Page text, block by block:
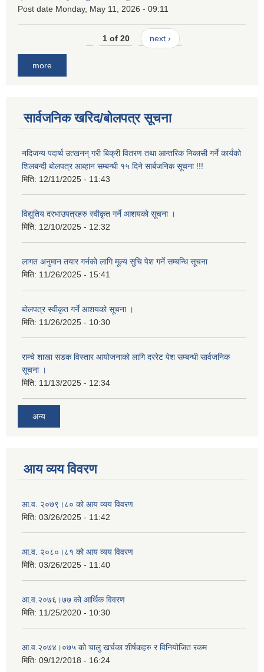
Post date Monday, May 11, 2026 - 09:11
1 of 20 next ›
more
सार्वजनिक खरिद/बोलपत्र सूचना
नदिजन्य पदार्थ उत्खनन् गरी बिक्री वितरण तथा आन्तरिक निकासी गर्ने कार्यको
शिलबन्दी बोलपत्र आब्हान सम्बन्धी १५ दिने सार्बजनिक सूचना !!!
मिति: 12/11/2025 - 11:43
विद्युतिय दरभाउपत्रहरु स्वीकृत गर्ने आशयको सूचना ।
मिति: 12/10/2025 - 12:32
लागत अनुमान तयार गर्नकाे लागि मूल्य सुचि पेश गर्ने सम्बन्धि सूचना
मिति: 11/26/2025 - 15:41
बोलपत्र स्वीकृत गर्ने आशयको सूचना ।
मिति: 11/26/2025 - 10:30
राम्चे शाखा सडक विस्तार आयोजनाको लागि दररेट पेश सम्बन्धी सार्वजनिक
सूचना ।
मिति: 11/13/2025 - 12:34
अन्य
आय व्यय विवरण
आ.व. २०७९।८० को आय व्यय विवरण
मिति: 03/26/2025 - 11:42
आ.व. २०८०।८१ को आय व्यय विवरण
मिति: 03/26/2025 - 11:40
आ.व.२०७६।७७ को आर्थिक विवरण
मिति: 11/25/2020 - 10:30
आ.व.२०७४।०७५ को चालु खर्चका शीर्षकहरु र विनियोजित रकम
मिति: 09/12/2018 - 16:24